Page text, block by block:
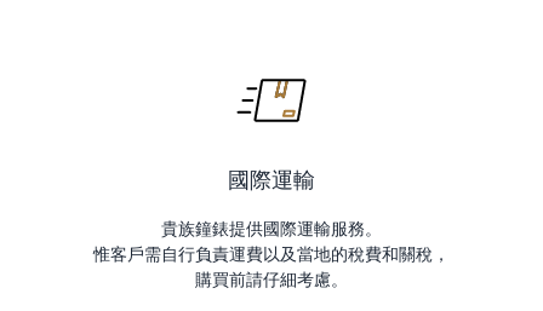
國際運輸
貴族鐘錶提供國際運輸服務。
惟客戶需自行負責運費以及當地的稅費和關稅，
購買前請仔細考慮。